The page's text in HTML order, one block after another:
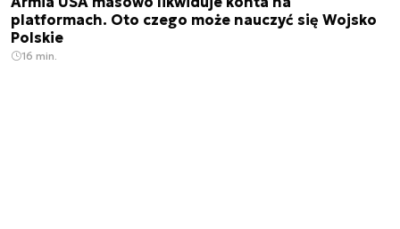
platformach. Oto czego może nauczyć się Wojsko
Polskie
16 min.